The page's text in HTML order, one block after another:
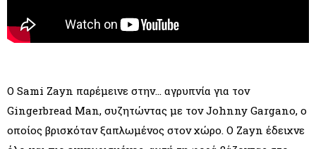
Ο Sami Zayn παρέμεινε στην… αγρυπνία για τον
Gingerbread Man, συζητώντας με τον Johnny Gargano, ο
οποίος βρισκόταν ξαπλωμένος στον χώρο. Ο Zayn έδειχνε